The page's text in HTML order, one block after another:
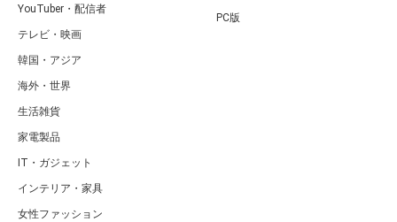
YouTuber・配信者
テレビ・映画
韓国・アジア
海外・世界
生活雑貨
家電製品
IT・ガジェット
インテリア・家具
女性ファッション
PC版